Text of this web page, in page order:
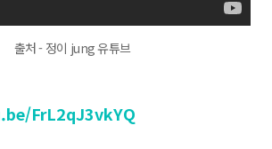
출처 - 정이 jung 유튜브
FrL2qJ3vkYQ